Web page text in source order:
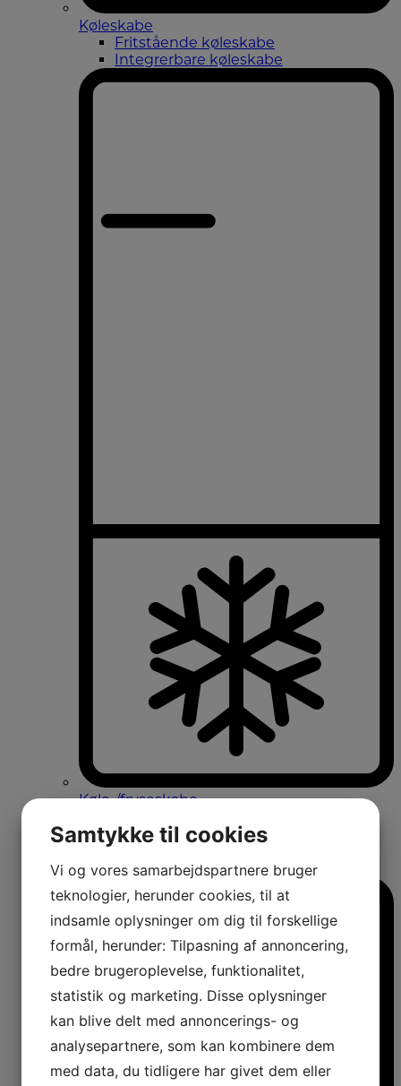
Køleskabe
Fritstående køleskabe
Integrerbare køleskabe
Køle-/fryseskabe
Integrerbare køle-/fryseskabe
Amerikanerkøleskabe
Samtykke til cookies
Vi og vores samarbejdspartnere bruger
teknologier, herunder cookies, til at
indsamle oplysninger om dig til forskellige
formål, herunder: Tilpasning af annoncering,
bedre brugeroplevelse, funktionalitet,
statistik og marketing. Disse oplysninger
kan blive delt med annoncerings- og
analysepartnere, som kan kombinere dem
med data, du tidligere har givet dem eller